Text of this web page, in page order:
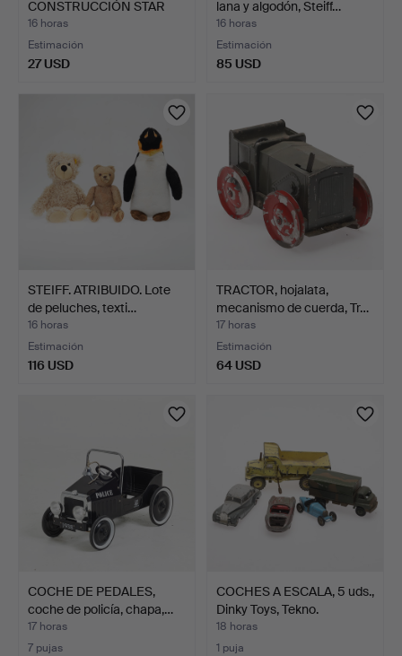
CONSTRUCCIÓN STAR
WARS GUNSHIP.
16 horas
Estimación
27 USD
lana y algodón, Steiff…
16 horas
Estimación
85 USD
STEIFF. ATRIBUIDO. Lote
de peluches, texti…
16 horas
Estimación
116 USD
TRACTOR, hojalata,
mecanismo de cuerda, Tr…
17 horas
Estimación
64 USD
COCHE DE PEDALES,
coche de policía, chapa,…
17 horas
7 pujas
COCHES A ESCALA, 5 uds.,
Dinky Toys, Tekno.
18 horas
1 puja